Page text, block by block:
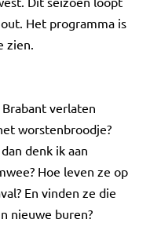
Het programma is
zien.
verlaten
worstenbroodje?
denk ik aan
Hoe leven ze op
En vinden ze die
nieuwe buren?